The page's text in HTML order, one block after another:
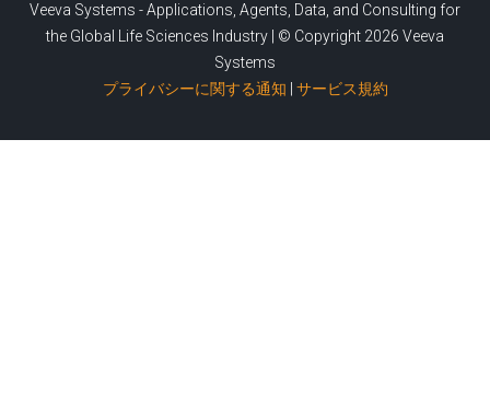
Veeva Systems - Applications, Agents, Data, and Consulting for
the Global Life Sciences Industry | © Copyright 2026 Veeva
Systems
プライバシーに関する通知
サービス規約